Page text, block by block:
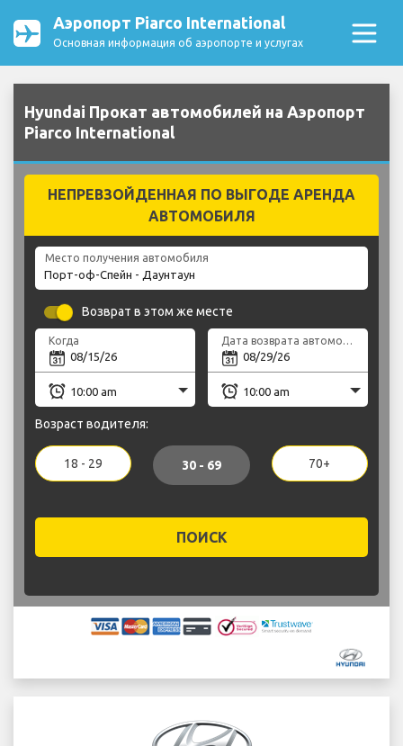
Аэропорт Piarco International
Основная информация об аэропорте и услугах
Hyundai Прокат автомобилей на Аэропорт
Piarco International
НЕПРЕВЗОЙДЕННАЯ ПО ВЫГОДЕ АРЕНДА
АВТОМОБИЛЯ
Место получения автомобиля
Возврат в этом же месте
Когда Дата возврата автомобиля
Возраст водителя:
18 - 29 30 - 69 70+
ПОИСК